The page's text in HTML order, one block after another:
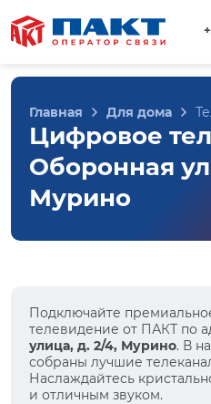
Главная Для дома
Цифровое
Оборонная
Мурино
Подключайте
телевидение от ПАКТ по
улица, д. 2/4, Мурино. В
собраны лучшие
Наслаждайтесь
и отличным звуком.